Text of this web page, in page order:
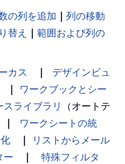
の列を追加 ｜ 列の移動
替え ｜ 範囲および列の
カス ｜
デザインビュ
｜
ワークブックとシー
スライブラリ
（オートテ
｜
ワークシートの統
｜
リストからメール
ー ｜
特殊フィルタ